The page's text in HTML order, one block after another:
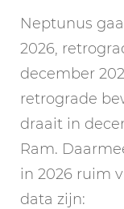
Neptunus
2026,
december
retrograde
draait in
Ram.
in 2026 ruim
data zijn: